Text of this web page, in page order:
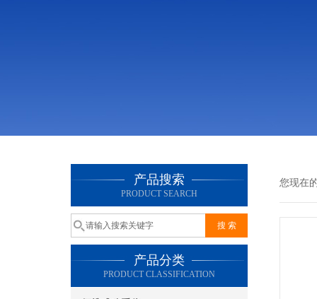
产品搜索
PRODUCT SEARCH
产品分类
PRODUCT CLASSIFICATION
您现在